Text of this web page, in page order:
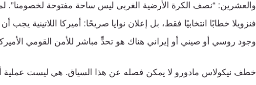
والعشرين: “نصف الكرة الأرضية الغربي ليس ساحة مفتوحة لخصومنا”.
فنزويلا خطابًا انتخابيًا فقط، بل إعلان نوايا صريحًا: أميركا اللاتينية يجب
وجود روسي أو صيني أو إيراني هناك هو تحدٍّ مباشر للأمن القومي
خطف نيكولاس مادورو لا يمكن فصله عن هذا السياق. هي ليست عملية